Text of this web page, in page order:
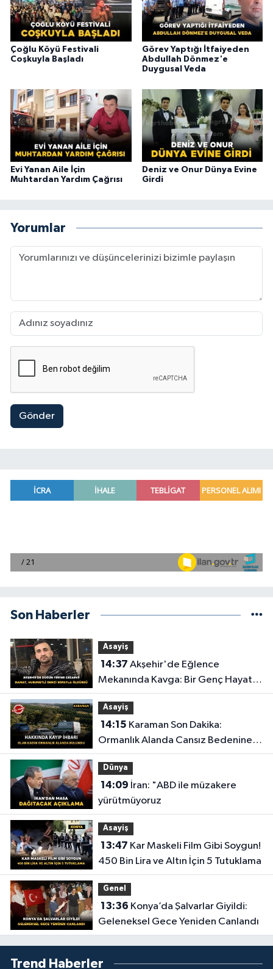
Çoğlu Köyü Festivali
Coşkuyla Başladı
Görev Yaptığı İtfaiyeden
Abdullah Dönmez'e
Duygusal Veda
Evi Yanan Aile İçin
Muhtardan Yardım Çağrısı
Deniz ve Onur Dünya Evine
Girdi
Yorumlar
Gönder
Son Haberler
Asayiş
14:37
Mekanında Kavga: Bir Genç Hayatını
Kaybetti
Asayiş
14:15
Ormanlık Alanda Cansız Bedenine
Ulaşıldı
Dünya
14:09
yürütmüyoruz
Asayiş
13:47
450 Bin Lira ve Altın İçin 5 Tutuklama
Genel
13:36
Geleneksel Gece Yeniden Canlandı
Trend Haberler